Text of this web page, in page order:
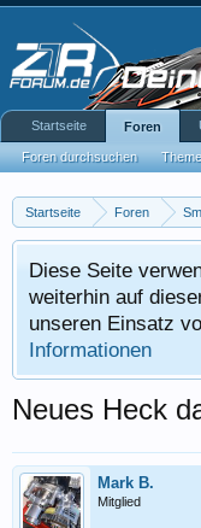
Startseite Foren
Diese Seite
weiterhin auf
unseren Einsatz
Informationen
Neues Heck
Mark B.
Mitglied
Startseite Foren
Foren durchsuchen